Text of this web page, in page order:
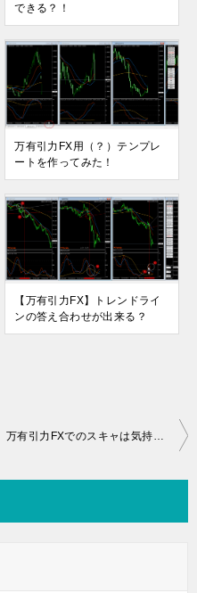
できる？！
万有引力FX用（？）テンプレ
ートを作ってみた！
【万有引力FX】トレンドライ
ンの答え合わせが出来る？